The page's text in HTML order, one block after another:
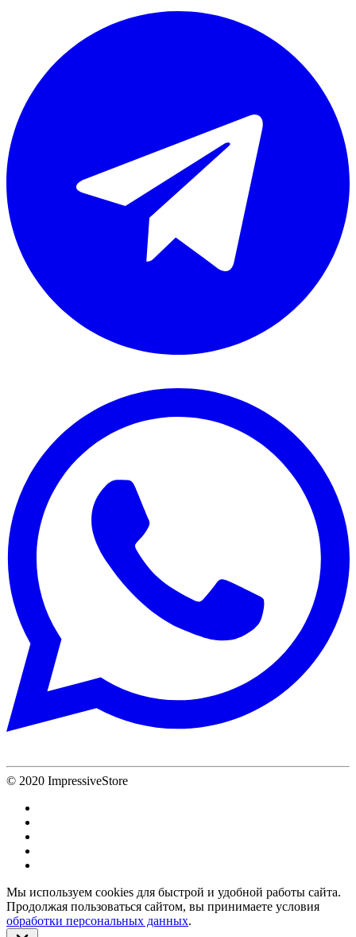
© 2020 ImpressiveStore
Мы используем cookies для быстрой и удобной работы сайта.
Продолжая пользоваться сайтом, вы принимаете условия
обработки персональных данных.